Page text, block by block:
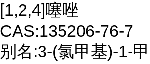
[1,2,4]噻唑
CAS:135206-76-7
别名:3-(氯甲基)-1-